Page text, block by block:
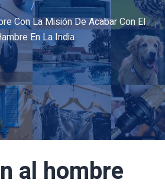
Con La Misión De Acabar Con El
En La India
al hombre